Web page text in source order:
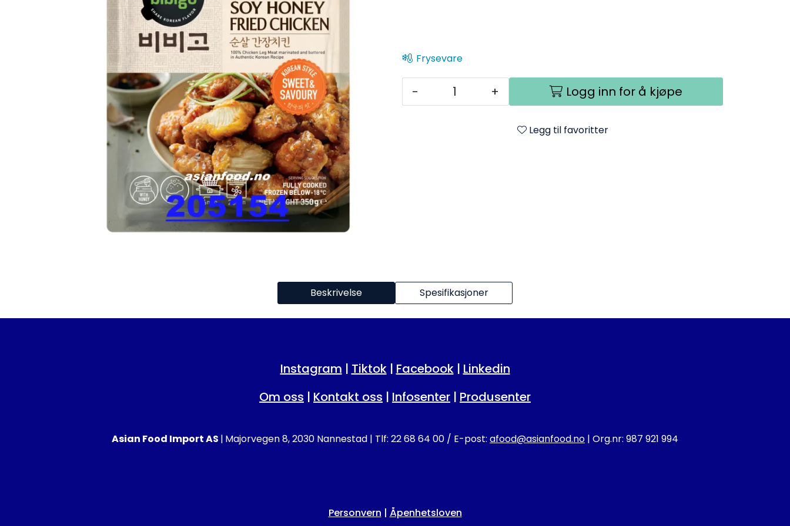
Frysevare
- + Logg inn for å kjøpe
Legg til favoritter
Beskrivelse Spesifikasjoner
Instagram | Tiktok| Facebook| Linkedin
Om oss | Kontakt oss | Infosenter | Produsenter
Asian Food Import AS | Majorvegen 8, 2030 Nannestad | Tlf: 22 68 64 00 / E-post: afood@asianfood.no | Org.nr: 987 921 994
Personvern | Åpenhetsloven